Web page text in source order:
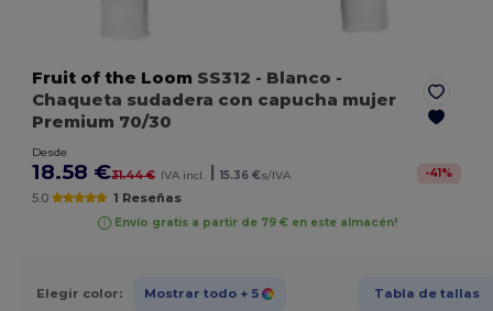
Fruit of the Loom SS312 - Blanco -
Chaqueta sudadera con capucha mujer
Premium 70/30
Desde
18.58 €31.44 € IVA incl. | 15.36 €s/IVA -41 %
5.0 1 Reseñas
Envío gratis a partir de 79 € en este almacén!
Elegir color: Mostrar todo + 5 Tabla de tallas